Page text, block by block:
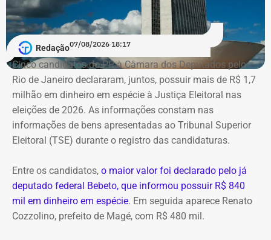
unidade fantasma de Manguinhos.
A Polícia Federal indica que a operação era feita de
fachada para não pagar o ICMS na chegada do
combustível ao país. Com a Refit postergava de
pagamentos de impostos, a empresa só deveria pagar o
tributo no momento da venda para o consumidor final,
algo que nunca foi feito, de acordo com a investigação.
*Com informações do blog do Octávio Guedes, do portal
Redação07/08/2026 18:17
Cinco candidatos do PP à Câmara dos Deputados pelo
Rio de Janeiro declararam, juntos, possuir mais de R$ 1,7
milhão em dinheiro em espécie à Justiça Eleitoral nas
eleições de 2026. As informações constam nas
informações de bens apresentadas ao Tribunal Superior
Eleitoral (TSE) durante o registro das candidaturas.
Entre os candidatos, o maior valor foi declarado pelo já
deputado federal Bebeto, que informou possuir R$ 840
mil em dinheiro em espécie. Em seguida aparece Renato
Cozzolino, prefeito de Magé, com R$ 480 mil.